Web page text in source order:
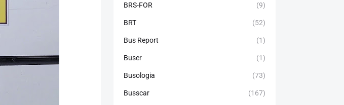
BRS-FOR (9)
BRT (52)
Bus Report (1)
Buser (1)
Busologia (73)
Busscar (167)